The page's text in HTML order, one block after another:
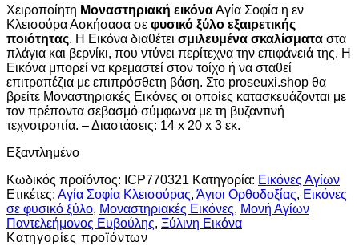
Χειροποίητη Μοναστηριακή εικόναΑγία Σοφία η εν
Κλεισούρα Ασκήσασα σε φυσικό ξύλο εξαιρετικής
ποιότητας. Η Εικόνα διαθέτει σμιλευμένα σκαλίσματα στα
πλάγια και βερνίκι, που ντύνει περίτεχνα την επιφάνειά της. Η
Εικόνα μπορεί να κρεμαστεί στον τοίχο ή να σταθεί
επιτραπέζια με επιπρόσθετη βάση. Στο proseuxi.shop θα
βρείτε Μοναστηριακές Εικόνες οι οποίες κατασκευάζονται με
τον πρέποντα σεβασμό σύμφωνα με τη βυζαντινή
τεχνοτροπία. – Διαστάσεις: 14 x 20 x 3 εκ.
Εξαντλημένο
Κωδικός προϊόντος: ICP770321 Κατηγορία: Εικόνες Αγίων
Ετικέτες: Αγία Σοφία Κλεισούρας, Άγιοι Ορθοδοξίας, Εικόνες
σε φυσικό ξύλο, Μοναστηριακές Εικόνες, Μονή Αγίων
Παντελεήμονος Ευβούλης, Ξύλινη Εικόνα
Κατηγορίες προϊόντων